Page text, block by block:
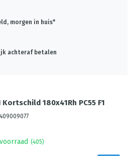
morgen in huis*
achteraf betalen
Kortschild 180x41Rh PC55 F1
(405)